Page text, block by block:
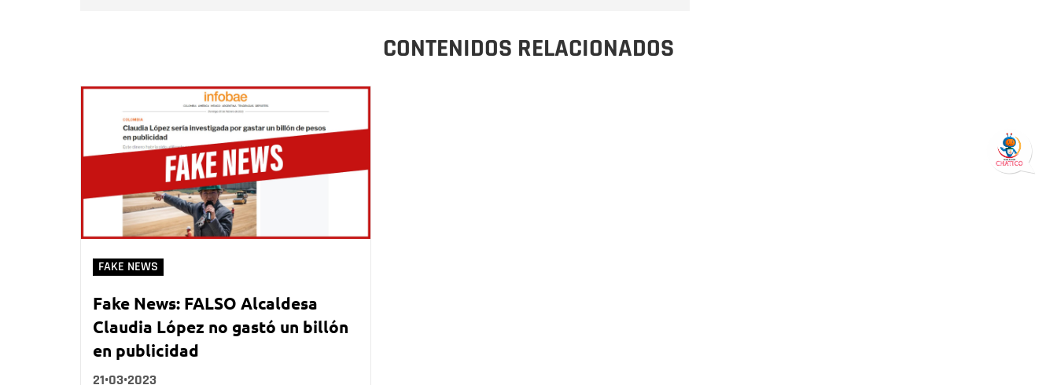
CONTENIDOS RELACIONADOS
FAKE NEWS
Fake News: FALSO Alcaldesa
Claudia López no gastó un billón
en publicidad
21•03•2023